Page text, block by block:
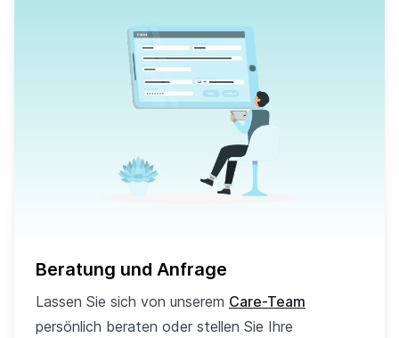
Beratung und Anfrage
Lassen Sie sich von unserem Care-Team
persönlich beraten oder stellen Sie Ihre